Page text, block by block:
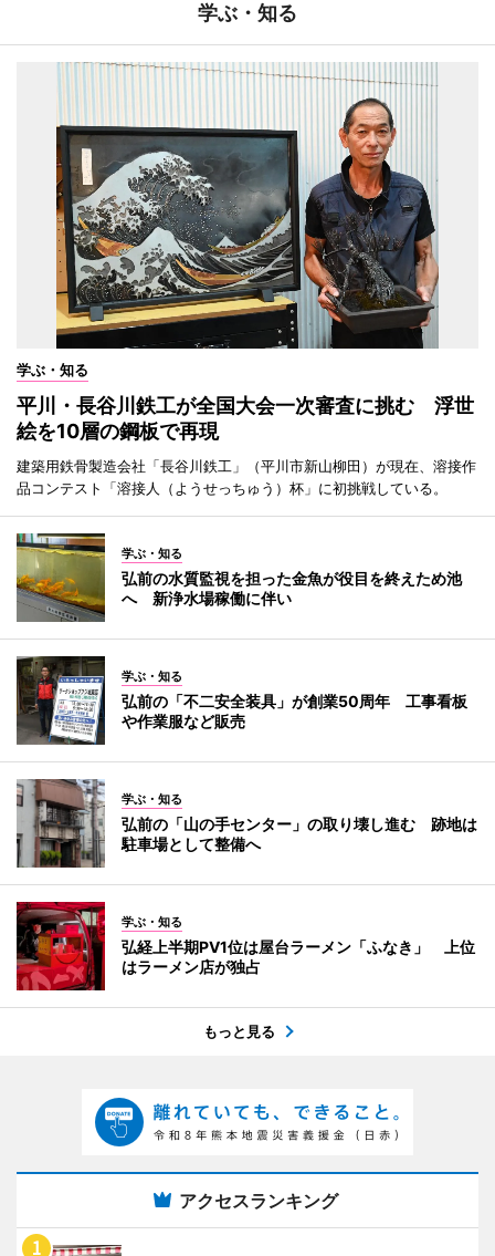
学ぶ・知る
学ぶ・知る
平川・長谷川鉄工が全国大会一次審査に挑む 浮世
絵を10層の鋼板で再現
建築用鉄骨製造会社「長谷川鉄工」（平川市新山柳田）が現在、溶接作
品コンテスト「溶接人（ようせっちゅう）杯」に初挑戦している。
学ぶ・知る
弘前の水質監視を担った金魚が役目を終えため池
へ 新浄水場稼働に伴い
学ぶ・知る
弘前の「不二安全装具」が創業50周年 工事看板
や作業服など販売
学ぶ・知る
弘前の「山の手センター」の取り壊し進む 跡地は
駐車場として整備へ
学ぶ・知る
弘経上半期PV1位は屋台ラーメン「ふなき」 上位
はラーメン店が独占
もっと見る
アクセスランキング